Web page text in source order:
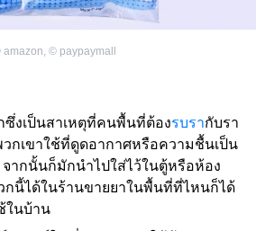
amazon, © paypaymall
งเป็นสาเหตุที่คนพื้นที่ต้องรบรากับรา
กเขาใช้ที่ดูดอากาศหรือความชื้นเป็น
ากนั้นก็มักนำไปใส่ไว้ในตู้หรือห้อง
นี้ได้ในร้านขายยาในพื้นที่ที่ไหนก็ได้
ในบ้าน